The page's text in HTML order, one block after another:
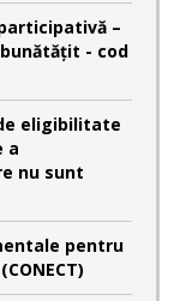
–
- cod
eligibilitate
a
nu sunt
pentru